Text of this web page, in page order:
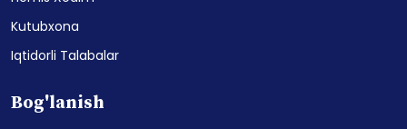
Kutubxona
Iqtidorli Talabalar
Bog'lanish